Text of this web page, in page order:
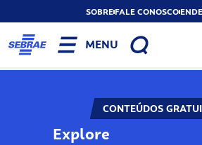
SOBREFALE CONOSCO
MENU
CONTEÚDOS
Explore